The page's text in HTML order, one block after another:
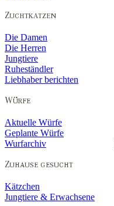
Die Damen
Die Herren
Jungtiere
Ruheständler
Liebhaber berichten
Aktuelle Würfe
Geplante Würfe
Wurfarchiv
Kätzchen
Jungtiere & Erwachsene